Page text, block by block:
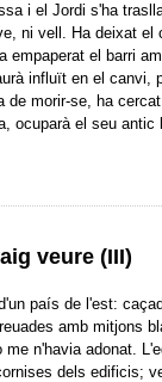
i el Jordi s'ha
ni vell. Ha deixat
empaperat el barri
influït en el canvi,
de morir-se, ha
ocuparà el seu
veure (III)
país de l'est:
amb mitjons
me n'havia adonat.
dels edificis;